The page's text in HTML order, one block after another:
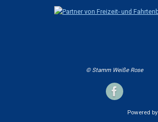
© Stamm Weiße Rose
Powered by